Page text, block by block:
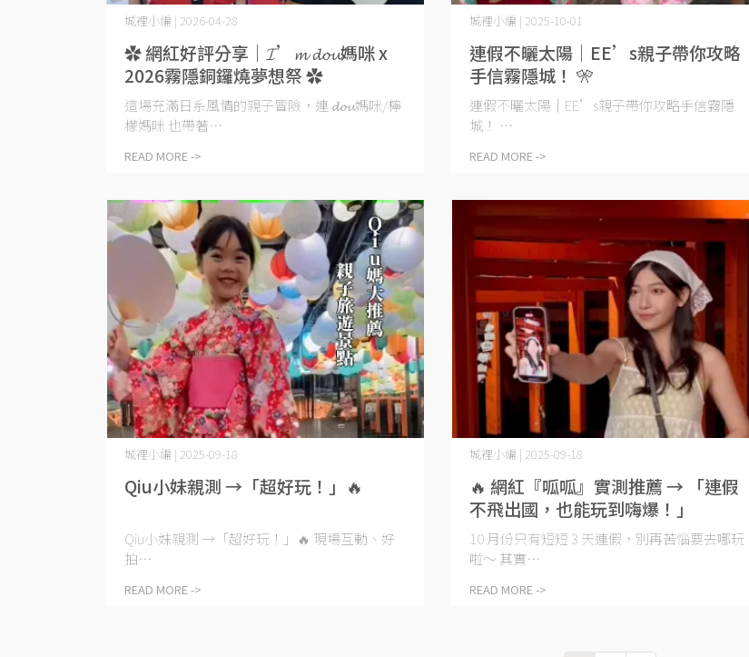
✿ 網紅好評分享｜𝓘’𝓶 𝓭𝓸𝓾媽咪 x
2026霧隱銅鑼燒夢想祭 ✿
城裡小編 | 2026-04-28
這場充滿日系風情的親子冒險，連 𝓭𝓸𝓾媽咪/檸
檬媽咪 也帶著⋯
READ MORE ->
連假不曬太陽｜EE’s親子帶你攻略
手信霧隱城！ 🎌
城裡小編 | 2025-10-01
連假不曬太陽｜EE’s親子帶你攻略手信霧隱
城！ ⋯
READ MORE ->
Qiu小妹親測 →「超好玩！」🔥
城裡小編 | 2025-09-18
Qiu小妹親測 →「超好玩！」🔥 現場互動、好
拍⋯
READ MORE ->
🔥 網紅『呱呱』實測推薦 → 「連假
不飛出國，也能玩到嗨爆！」
城裡小編 | 2025-09-18
10 月份只有短短 3 天連假，別再苦惱要去哪玩
啦～ 其實⋯
READ MORE ->